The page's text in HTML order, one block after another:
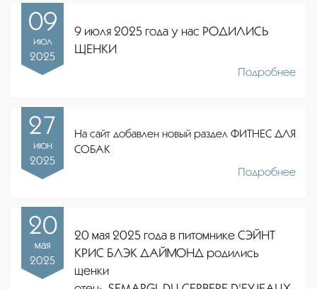
09
июл
2025
9 июля 2025 года у нас РОДИЛИСЬ
ЩЕНКИ
Подробнее
27
июн
2025
На сайт добавлен новый раздел ФИТНЕС ДЛЯ
СОБАК
Подробнее
20
мая
2025
20 мая 2025 года в питомнике СЭЙНТ
КРИС БЛЭК ДАЙМОНД родились
щенки